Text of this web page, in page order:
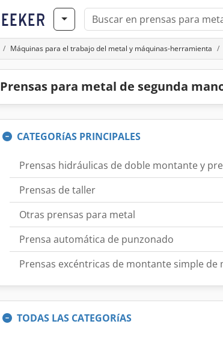
Máquinas para el trabajo del metal y máquinas-herramienta
Prensas para metal de segunda
CATEGORíAS PRINCIPALES
Prensas hidráulicas de doble montante y
Prensas de taller
Otras prensas para metal
Prensa automática de punzonado
Prensas excéntricas de montante simple de
TODAS LAS CATEGORíAS